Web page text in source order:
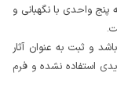
واحدی با نگهبانی و
قدمت حدود 200 ساله می باشد و ثبت به عنوان آثار
استفاده نشده و فرم